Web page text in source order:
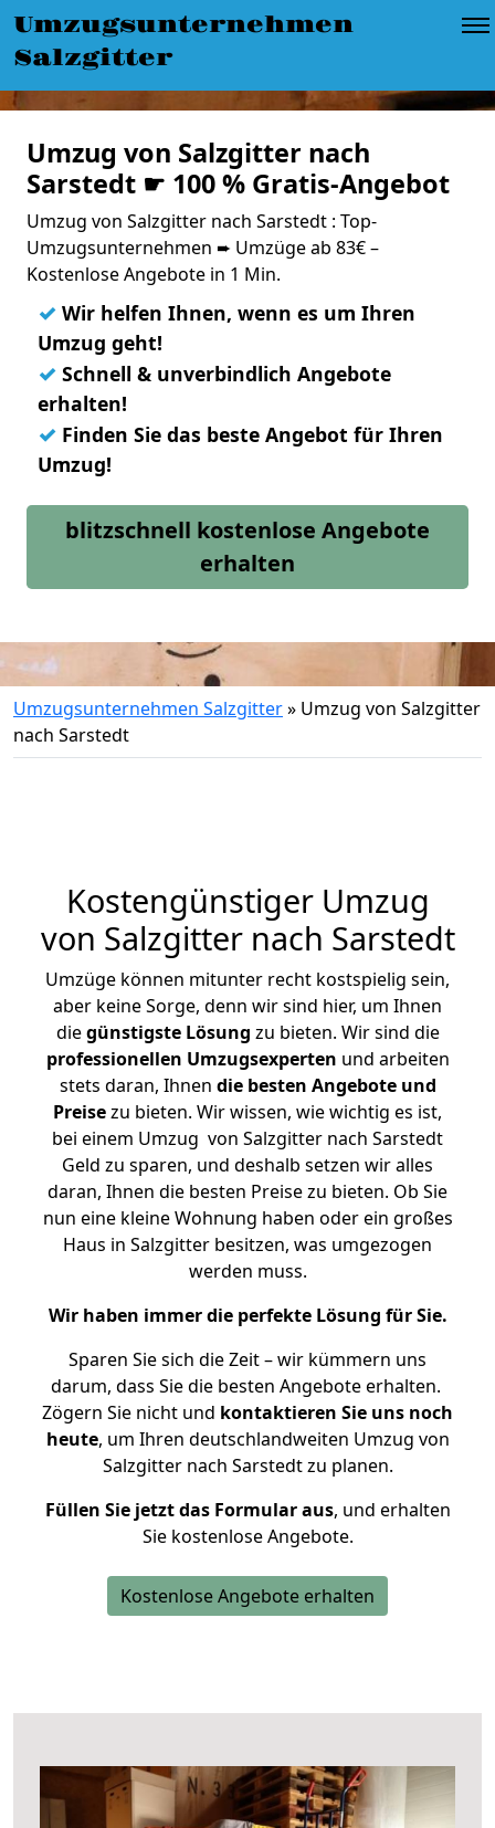
Umzugsunternehmen
Salzgitter
Umzug von Salzgitter nach
Sarstedt ☛ 100 % Gratis-Angebot
Umzug von Salzgitter nach Sarstedt : Top-
Umzugsunternehmen ➨ Umzüge ab 83€ –
Kostenlose Angebote in 1 Min.
✓ Wir helfen Ihnen, wenn es um Ihren
Umzug geht!
✓ Schnell & unverbindlich Angebote
erhalten!
✓ Finden Sie das beste Angebot für Ihren
Umzug!
blitzschnell kostenlose Angebote
erhalten
Umzugsunternehmen Salzgitter» Umzug von Salzgitter
nach Sarstedt
Kostengünstiger Umzug
von Salzgitter nach Sarstedt
Umzüge können mitunter recht kostspielig sein,
aber keine Sorge, denn wir sind hier, um Ihnen
diegünstigste Lösung zu bieten. Wir sind die
professionellen Umzugsexperten und arbeiten
stets daran, Ihnen die besten Angebote und
Preisezu bieten. Wir wissen, wie wichtig es ist,
bei einem Umzug von Salzgitter nach Sarstedt
Geld zu sparen, und deshalb setzen wir alles
daran, Ihnen die besten Preise zu bieten. Ob Sie
nun eine kleine Wohnung haben oder ein großes
Haus in Salzgitter besitzen, was umgezogen
werden muss.
Wir haben immer die perfekte Lösung für Sie.
Sparen Sie sich die Zeit – wir kümmern uns
darum, dass Sie die besten Angebote erhalten.
Zögern Sie nicht und kontaktieren Sie uns noch
heute, um Ihren deutschlandweiten Umzug von
Salzgitter nach Sarstedt zu planen.
Füllen Sie jetzt das Formular aus, und erhalten
Sie kostenlose Angebote.
Kostenlose Angebote erhalten